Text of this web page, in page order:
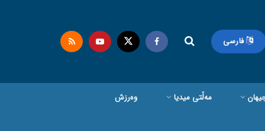
فارسی
مەڵتی میدیا وەرزش